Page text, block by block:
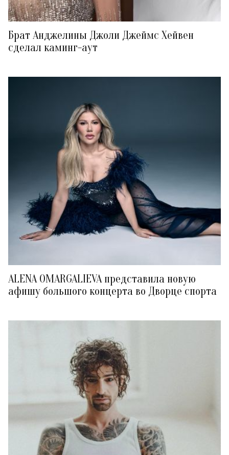
Брат Анджелины Джоли Джеймс Хейвен
сделал каминг-аут
ALENA OMARGALIEVA представила новую
афишу большого концерта во Дворце спорта